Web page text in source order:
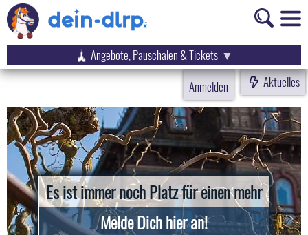
Angebote, Pauschalen & Tickets
Anmelden
Aktuelles
Es ist immer noch Platz für einen mehr
Melde Dich hier an!